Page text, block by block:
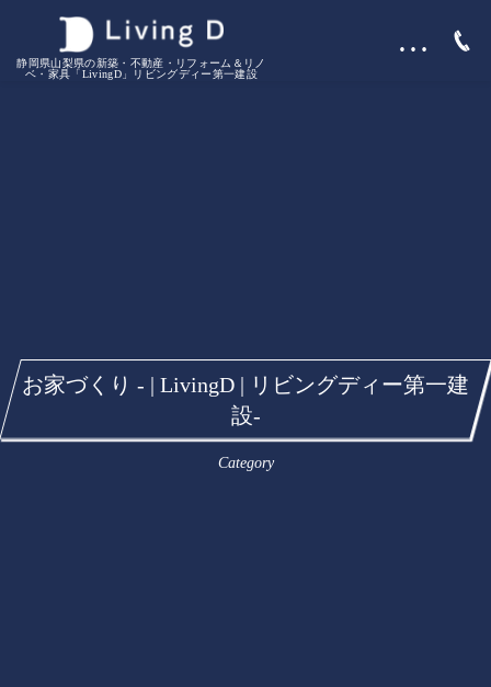
静岡県山梨県の新築・不動産・リフォーム＆リノ
ベ・家具「LivingD」リビングディー第一建設
…
お家づくり - | LivingD | リビングディー第一建
設-
Category